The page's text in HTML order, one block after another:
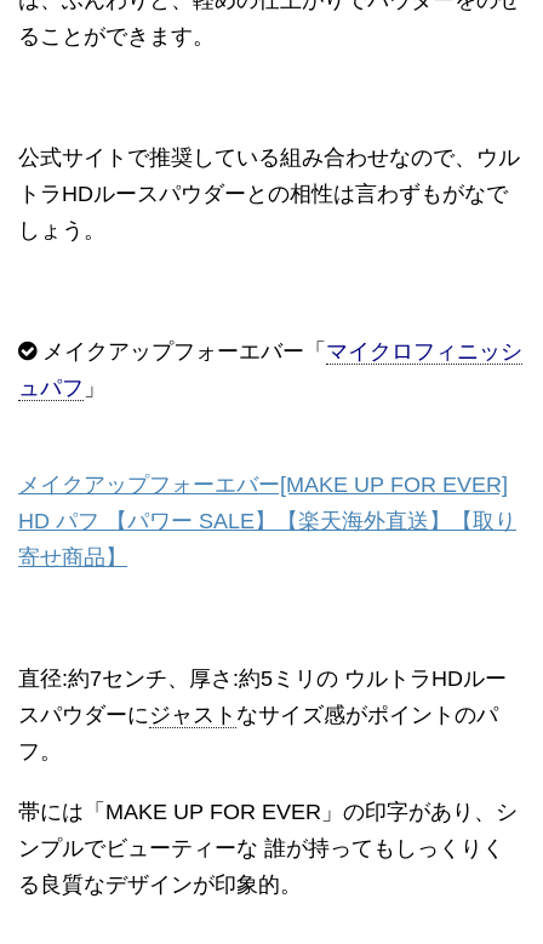
ることができます。
公式サイトで推奨している組み合わせなので、ウル
トラHDルースパウダーとの相性は言わずもがなで
しょう。
メイクアップフォーエバー「 マイクロフィニッシ
ュパフ 」
メイクアップフォーエバー[MAKE UP FOR EVER]
HD パフ 【パワー SALE】【楽天海外直送】【取り
寄せ商品】
直径:約7センチ、厚さ:約5ミリの ウルトラHDルー
スパウダーに ジャスト なサイズ感がポイントのパ
フ。
帯には「MAKE UP FOR EVER」の印字があり、シ
ンプルでビューティーな 誰が持ってもしっくりく
る良質なデザインが印象的。